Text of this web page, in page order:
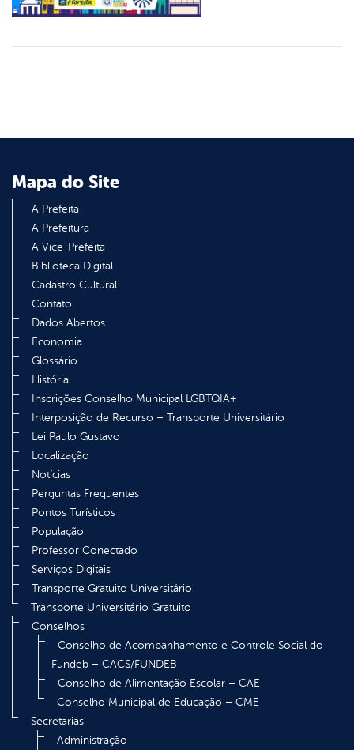
Mapa do Site
A Prefeita
A Prefeitura
A Vice-Prefeita
Biblioteca Digital
Cadastro Cultural
Contato
Dados Abertos
Economia
Glossário
História
Inscrições Conselho Municipal LGBTQIA+
Interposição de Recurso – Transporte Universitário
Lei Paulo Gustavo
Localização
Notícias
Perguntas Frequentes
Pontos Turísticos
População
Professor Conectado
Serviços Digitais
Transporte Gratuito Universitário
Transporte Universitário Gratuito
Conselhos
Conselho de Acompanhamento e Controle Social do
Fundeb – CACS/FUNDEB
Conselho de Alimentação Escolar – CAE
Conselho Municipal de Educação – CME
Secretarias
Administração